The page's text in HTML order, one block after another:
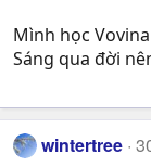
Mình học
Sáng qua đời
wintertree